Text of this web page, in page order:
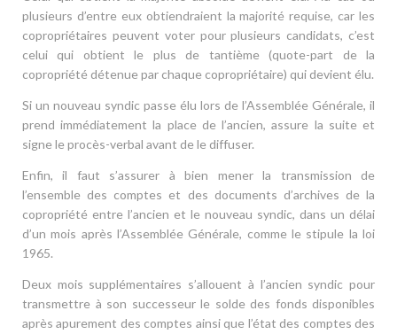
plusieurs d’entre eux obtiendraient la majorité requise, car les
copropriétaires peuvent voter pour plusieurs candidats, c’est
celui qui obtient le plus de tantième (quote-part de la
copropriété détenue par chaque copropriétaire) qui devient élu.
Si un nouveau syndic passe élu lors de l’Assemblée Générale, il
prend immédiatement la place de l’ancien, assure la suite et
signe le procès-verbal avant de le diffuser.
Enfin, il faut s’assurer à bien mener la transmission de
l’ensemble des comptes et des documents d’archives de la
copropriété entre l’ancien et le nouveau syndic, dans un délai
d’un mois après l’Assemblée Générale, comme le stipule la loi
1965.
Deux mois supplémentaires s’allouent à l’ancien syndic pour
transmettre à son successeur le solde des fonds disponibles
après apurement des comptes ainsi que l’état des comptes des